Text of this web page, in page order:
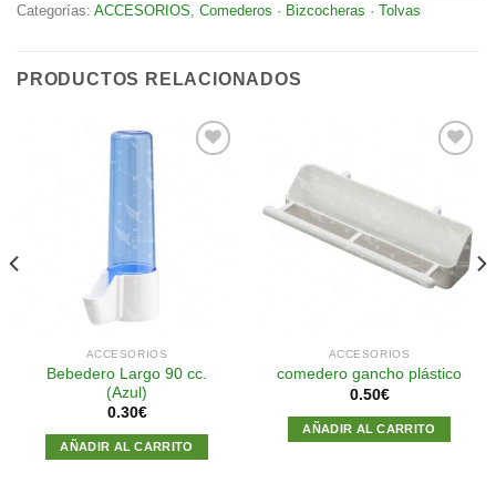
Categorías: ACCESORIOS, Comederos · Bizcocheras · Tolvas
PRODUCTOS RELACIONADOS
ACCESORIOS
Bebedero Largo 90 cc.
(Azul)
0.30€
AÑADIR AL CARRITO
Añadir
a la
lista de
deseos
ACCESORIOS
comedero gancho plástico
0.50€
AÑADIR AL CARRITO